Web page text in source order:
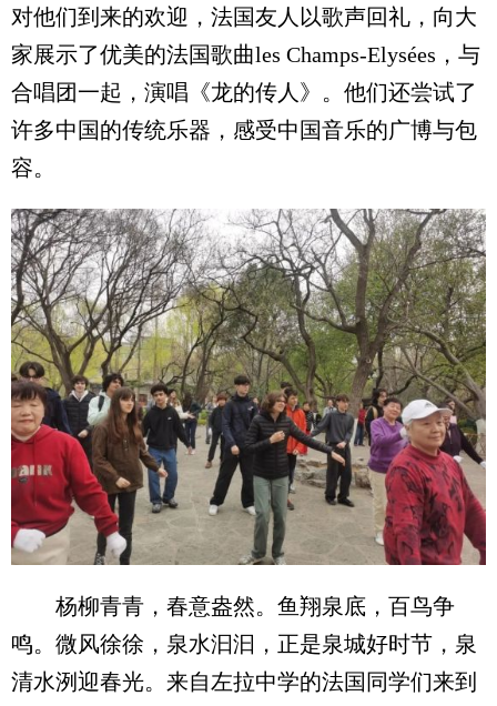
对他们到来的欢迎，法国友人以歌声回礼，向大
家展示了优美的法国歌曲les Champs-Elysées，与
合唱团一起，演唱《龙的传人》。他们还尝试了
许多中国的传统乐器，感受中国音乐的广博与包
容。
杨柳青青，春意盎然。鱼翔泉底，百鸟争
鸣。微风徐徐，泉水汩汩，正是泉城好时节，泉
清水洌迎春光。来自左拉中学的法国同学们来到